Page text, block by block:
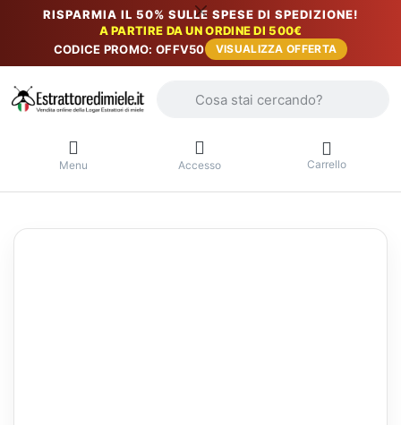
RISPARMIA IL 50% SULLE SPESE DI SPEDIZIONE!
A PARTIRE DA UN ORDINE DI 500€
CODICE PROMO: OFFV50
VISUALIZZA OFFERTA
Menu Accesso Carrello